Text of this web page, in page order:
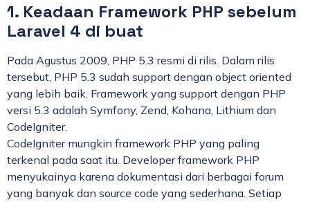
1. Keadaan Framework PHP sebelum
Laravel 4 di buat
Pada Agustus 2009, PHP 5.3 resmi di rilis. Dalam rilis
tersebut, PHP 5.3 sudah support dengan object oriented
yang lebih baik. Framework yang support dengan PHP
versi 5.3 adalah Symfony, Zend, Kohana, Lithium dan
CodeIgniter.
CodeIgniter mungkin framework PHP yang paling
terkenal pada saat itu. Developer framework PHP
menyukainya karena dokumentasi dari berbagai forum
yang banyak dan source code yang sederhana. Setiap